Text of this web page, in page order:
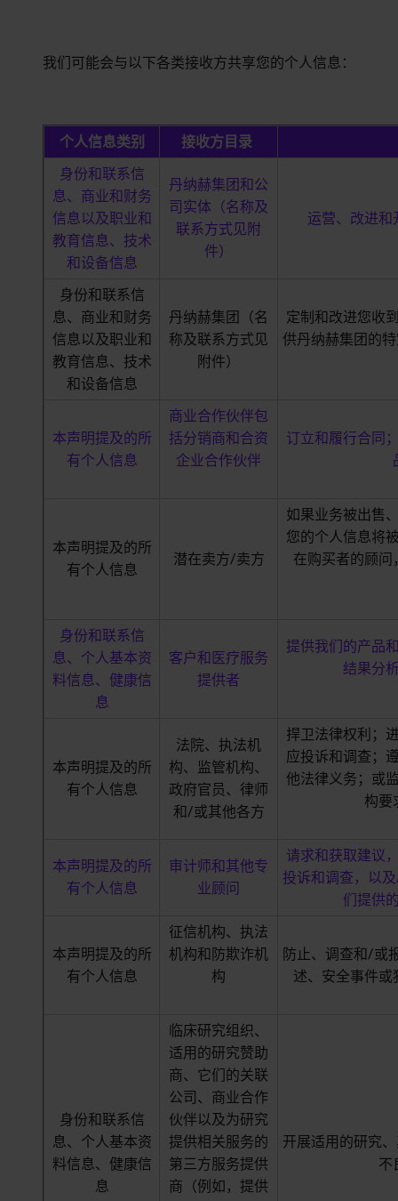
我们可能会与以下各类接收方共享您的个人信息：
个人信息类别
接收方目录
身份和联系信
息、商业和财务
信息以及职业和
教育信息、技术
和设备信息
丹纳赫集团和公
司实体（名称及
联系方式见附
件）
运营、改进
身份和联系信
息、商业和财务
信息以及职业和
教育信息、技术
和设备信息
丹纳赫集团（名
称及联系方式见
附件）
定制和改进您收
供丹纳赫集团的
本声明提及的所
有个人信息
商业合作伙伴包
括分销商和合资
企业合作伙伴
订立和履行合同
本声明提及的所
有个人信息
潜在卖方/卖方
如果业务被出售
您的个人信息将
在购买者的顾
身份和联系信
息、个人基本资
料信息、健康信
息
客户和医疗服务
提供者
提供我们的产品
结果分
本声明提及的所
有个人信息
法院、执法机
构、监管机构、
政府官员、律师
和/或其他各方
捍卫法律权利；
应投诉和调查；
他法律义务；或
构要
本声明提及的所
有个人信息
审计师和其他专
业顾问
请求和获取建议
投诉和调查，以
们提供
本声明提及的所
有个人信息
征信机构、执法
机构和防欺诈机
构
防止、调查和/或
述、安全事件
身份和联系信
息、个人基本资
料信息、健康信
息
临床研究组织、
适用的研究赞助
商、它们的关联
公司、商业合作
伙伴以及为研究
提供相关服务的
第三方服务提供
商（例如，提供
开展适用的研究
不